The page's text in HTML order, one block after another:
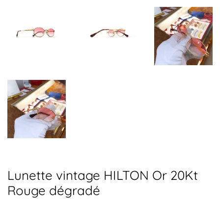
Lunette vintage HILTON Or 20Kt
Rouge dégradé